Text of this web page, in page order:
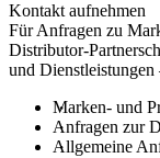
Kontakt aufnehmen
Für Anfragen zu
Distributor-
und
Marken- und
Anfragen zur
Allgemeine